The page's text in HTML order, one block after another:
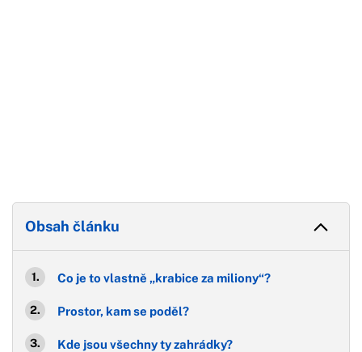
Obsah článku
Co je to vlastně „krabice za miliony“?
Prostor, kam se poděl?
Kde jsou všechny ty zahrádky?